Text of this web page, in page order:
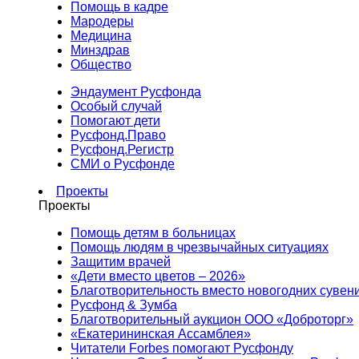
Помощь в кадре
Мародеры
Медицина
Минздрав
Общество
Эндаумент Русфонда
Особый случай
Помогают дети
Русфонд.Право
Русфонд.Регистр
СМИ о Русфонде
Проекты
Проекты
Помощь детям в больницах
Помощь людям в чрезвычайных ситуациях
Защитим врачей
«Дети вместо цветов – 2026»
Благотворительность вместо новогодних
Русфонд & Зумба
Благотворительный аукцион ООО «Доброторг»
«Екатерининская Ассамблея»
Читатели Forbes помогают Русфонду